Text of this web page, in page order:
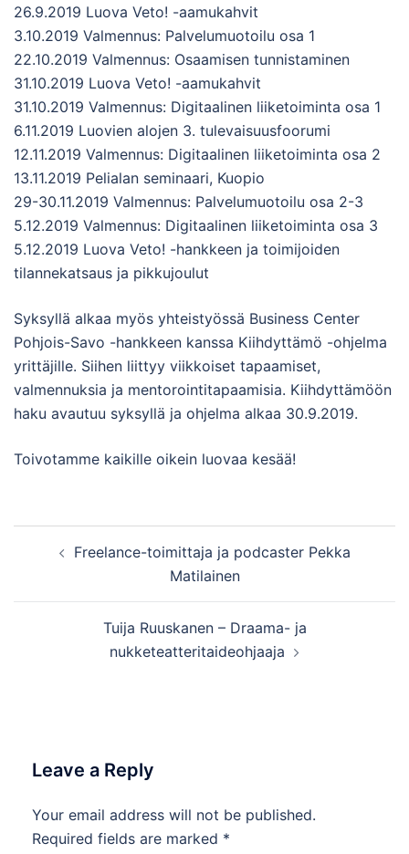
26.9.2019 Luova Veto! -aamukahvit
3.10.2019 Valmennus: Palvelumuotoilu osa 1
22.10.2019 Valmennus: Osaamisen tunnistaminen
31.10.2019 Luova Veto! -aamukahvit
31.10.2019 Valmennus: Digitaalinen liiketoiminta osa 1
6.11.2019 Luovien alojen 3. tulevaisuusfoorumi
12.11.2019 Valmennus: Digitaalinen liiketoiminta osa 2
13.11.2019 Pelialan seminaari, Kuopio
29-30.11.2019 Valmennus: Palvelumuotoilu osa 2-3
5.12.2019 Valmennus: Digitaalinen liiketoiminta osa 3
5.12.2019 Luova Veto! -hankkeen ja toimijoiden
tilannekatsaus ja pikkujoulut
Syksyllä alkaa myös yhteistyössä Business Center
Pohjois-Savo -hankkeen kanssa Kiihdyttämö -ohjelma
yrittäjille. Siihen liittyy viikkoiset tapaamiset,
valmennuksia ja mentorointitapaamisia. Kiihdyttämöön
haku avautuu syksyllä ja ohjelma alkaa 30.9.2019.
Toivotamme kaikille oikein luovaa kesää!
navigationFreelance-toimittaja ja podcaster Pekka
Matilainen
Tuija Ruuskanen – Draama- ja
nukketeatteritaideohjaaja
Leave a Reply
Your email address will not be published.
Required fields are marked *